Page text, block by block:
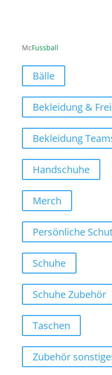
McFussball
Bälle
Bekleidung &
Bekleidung
Handschuhe
Merch
Persönliche
Schuhe
Schuhe Zubehör
Taschen
Zubehör